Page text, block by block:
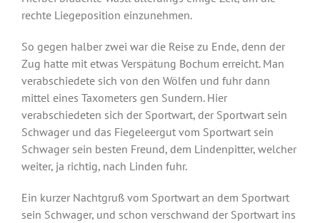
rechte Liegeposition einzunehmen.
So gegen halber zwei war die Reise zu Ende, denn der
Zug hatte mit etwas Verspätung Bochum erreicht. Man
verabschiedete sich von den Wölfen und fuhr dann
mittel eines Taxometers gen Sundern. Hier
verabschiedeten sich der Sportwart, der Sportwart sein
Schwager und das Fiegeleergut vom Sportwart sein
Schwager sein besten Freund, dem Lindenpitter, welcher
weiter, ja richtig, nach Linden fuhr.
Ein kurzer Nachtgruß vom Sportwart an dem Sportwart
sein Schwager, und schon verschwand der Sportwart ins